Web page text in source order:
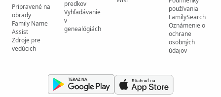
Pripravené na
obrady
Family Name
Assist
Zdroje pre
vedúcich
predkov
Vyhľadávanie
v
genealógiách
používania
FamilySearch
Oznámenie o
ochrane
osobných
údajov